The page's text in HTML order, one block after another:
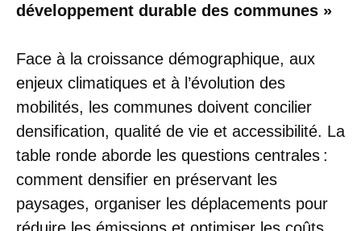
développement durable des communes »
Face à la croissance démographique, aux
enjeux climatiques et à l’évolution des
mobilités, les communes doivent concilier
densification, qualité de vie et accessibilité. La
table ronde aborde les questions centrales :
comment densifier en préservant les
paysages, organiser les déplacements pour